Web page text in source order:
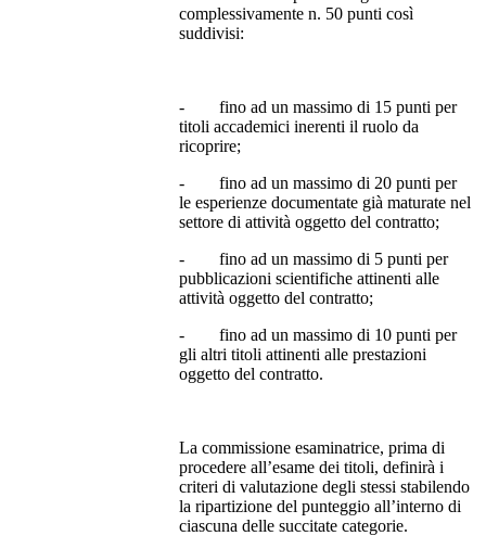
complessivamente n. 50 punti così
suddivisi:
- fino ad un massimo di 15 punti per
titoli accademici inerenti il ruolo da
ricoprire;
- fino ad un massimo di 20 punti per
le esperienze documentate già maturate nel
settore di attività oggetto del contratto;
- fino ad un massimo di 5 punti per
pubblicazioni scientifiche attinenti alle
attività oggetto del contratto;
- fino ad un massimo di 10 punti per
gli altri titoli attinenti alle prestazioni
oggetto del contratto.
La commissione esaminatrice, prima di
procedere all’esame dei titoli, definirà i
criteri di valutazione degli stessi stabilendo
la ripartizione del punteggio all’interno di
ciascuna delle succitate categorie.